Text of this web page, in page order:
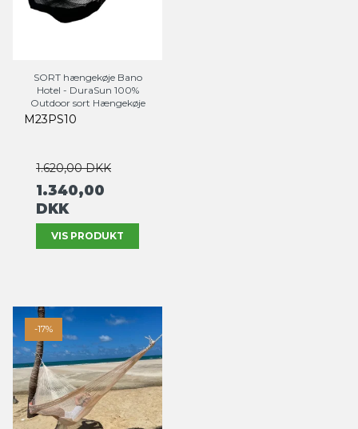
SORT hængekøje Bano
Hotel - DuraSun 100%
Outdoor sort Hængekøje
M23PS10
1.620,00 DKK
1.340,00
DKK
VIS PRODUKT
-17%